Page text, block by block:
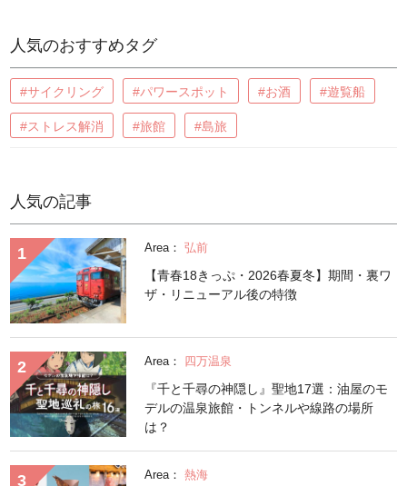
人気のおすすめタグ
#サイクリング #パワースポット #お酒 #遊覧船
#ストレス解消 #旅館 #島旅
人気の記事
Area： 弘前
【青春18きっぷ・2026春夏冬】期間・裏ワ
ザ・リニューアル後の特徴
Area： 四万温泉
『千と千尋の神隠し』聖地17選：油屋のモ
デルの温泉旅館・トンネルや線路の場所
は？
Area： 熱海